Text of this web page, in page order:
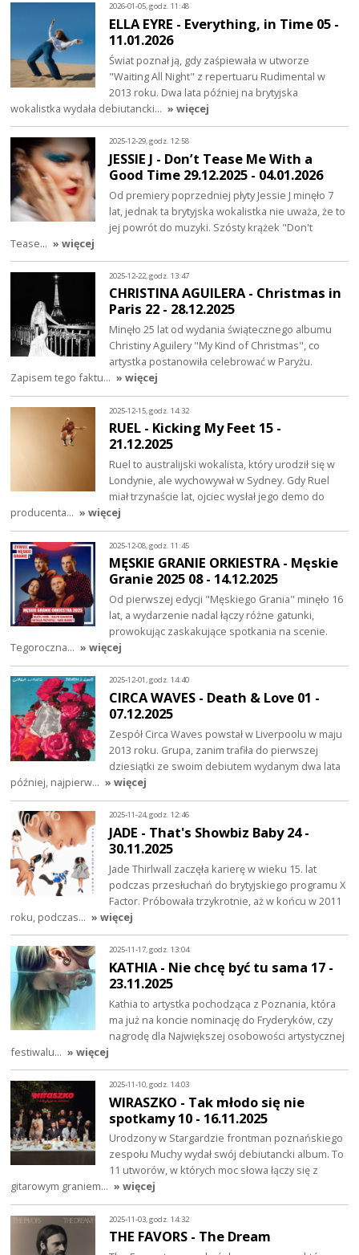
2026-01-05, godz. 11:48
ELLA EYRE - Everything, in Time 05 -
11.01.2026
Świat poznał ją, gdy zaśpiewała w utworze
"Waiting All Night" z repertuaru Rudimental w
2013 roku. Dwa lata później na brytyjska
wokalistka wydała debiutancki… » więcej
2025-12-29, godz. 12:58
JESSIE J - Don’t Tease Me With a
Good Time 29.12.2025 - 04.01.2026
Od premiery poprzedniej płyty Jessie J minęło 7
lat, jednak ta brytyjska wokalistka nie uważa, że to
jej powrót do muzyki. Szósty krążek "Don't
Tease… » więcej
2025-12-22, godz. 13:47
CHRISTINA AGUILERA - Christmas in
Paris 22 - 28.12.2025
Minęło 25 lat od wydania świątecznego albumu
Christiny Aguilery "My Kind of Christmas", co
artystka postanowiła celebrować w Paryżu.
Zapisem tego faktu… » więcej
2025-12-15, godz. 14:32
RUEL - Kicking My Feet 15 -
21.12.2025
Ruel to australijski wokalista, który urodził się w
Londynie, ale wychowywał w Sydney. Gdy Ruel
miał trzynaście lat, ojciec wysłał jego demo do
producenta… » więcej
2025-12-08, godz. 11:45
MĘSKIE GRANIE ORKIESTRA - Męskie
Granie 2025 08 - 14.12.2025
Od pierwszej edycji "Męskiego Grania" minęło 16
lat, a wydarzenie nadal łączy różne gatunki,
prowokując zaskakujące spotkania na scenie.
Tegoroczna… » więcej
2025-12-01, godz. 14:40
CIRCA WAVES - Death & Love 01 -
07.12.2025
Zespół Circa Waves powstał w Liverpoolu w maju
2013 roku. Grupa, zanim trafiła do pierwszej
dziesiątki ze swoim debiutem wydanym dwa lata
później, najpierw… » więcej
2025-11-24, godz. 12:46
JADE - That's Showbiz Baby 24 -
30.11.2025
Jade Thirlwall zaczęła karierę w wieku 15. lat
podczas przesłuchań do brytyjskiego programu X
Factor. Próbowała trzykrotnie, aż w końcu w 2011
roku, podczas… » więcej
2025-11-17, godz. 13:04
KATHIA - Nie chcę być tu sama 17 -
23.11.2025
Kathia to artystka pochodząca z Poznania, która
ma już na koncie nominację do Fryderyków, czy
nagrodę dla Największej osobowości artystycznej
festiwalu… » więcej
2025-11-10, godz. 14:03
WIRASZKO - Tak młodo się nie
spotkamy 10 - 16.11.2025
Urodzony w Stargardzie frontman poznańskiego
zespołu Muchy wydał swój debiutancki album. To
11 utworów, w których moc słowa łączy się z
gitarowym graniem… » więcej
2025-11-03, godz. 14:32
THE FAVORS - The Dream